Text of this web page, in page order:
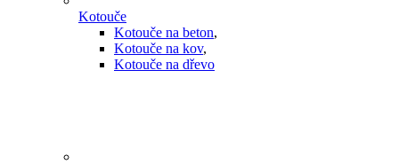
Kotouče
Kotouče na beton,
Kotouče na kov,
Kotouče na dřevo